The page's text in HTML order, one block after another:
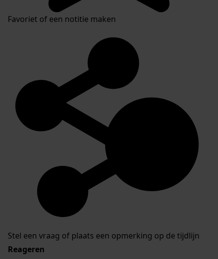
Favoriet of een notitie maken
Stel een vraag of plaats een opmerking op de tijdlijn
Reageren